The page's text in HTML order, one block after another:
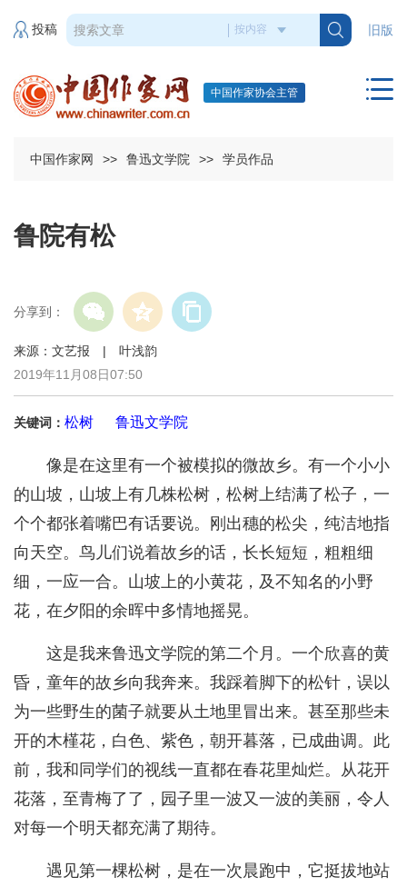
旧版
投稿
中国作家协会主管
中国作家网 >> 鲁迅文学院 >> 学员作品
鲁院有松
分享到：
来源：文艺报 | 叶浅韵
2019年11月08日07:50
关键词： 松树 鲁迅文学院
像是在这里有一个被模拟的微故乡。有一个小小
的山坡，山坡上有几株松树，松树上结满了松子，一
个个都张着嘴巴有话要说。刚出穗的松尖，纯洁地指
向天空。鸟儿们说着故乡的话，长长短短，粗粗细
细，一应一合。山坡上的小黄花，及不知名的小野
花，在夕阳的余晖中多情地摇晃。
这是我来鲁迅文学院的第二个月。一个欣喜的黄
昏，童年的故乡向我奔来。我踩着脚下的松针，误以
为一些野生的菌子就要从土地里冒出来。甚至那些未
开的木槿花，白色、紫色，朝开暮落，已成曲调。此
前，我和同学们的视线一直都在春花里灿烂。从花开
花落，至青梅了了，园子里一波又一波的美丽，令人
对每一个明天都充满了期待。
遇见第一棵松树，是在一次晨跑中，它挺拔地站